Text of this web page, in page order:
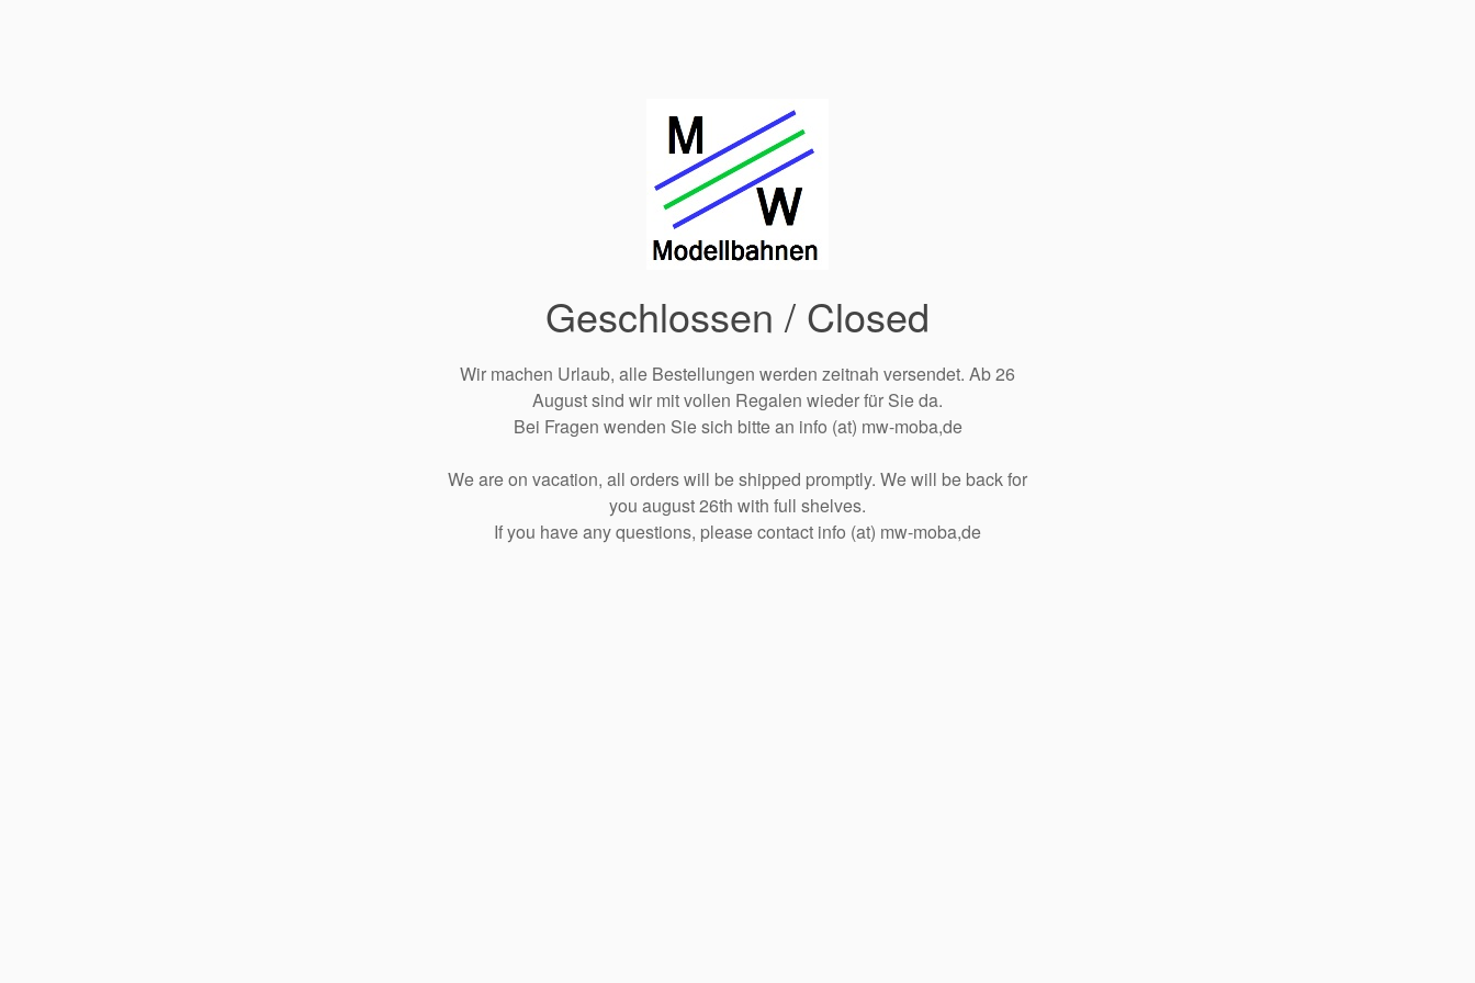
Geschlossen / Closed
Wir machen Urlaub, alle Bestellungen werden zeitnah versendet. Ab 26
August sind wir mit vollen Regalen wieder für Sie da.
Bei Fragen wenden Sie sich bitte an info (at) mw-moba,de
We are on vacation, all orders will be shipped promptly. We will be back for
you august 26th with full shelves.
If you have any questions, please contact info (at) mw-moba,de